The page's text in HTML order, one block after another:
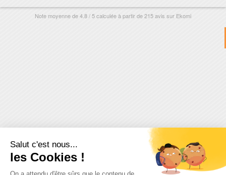
Note moyenne de4.8/5calculée à partir de215avis sur Ekomi